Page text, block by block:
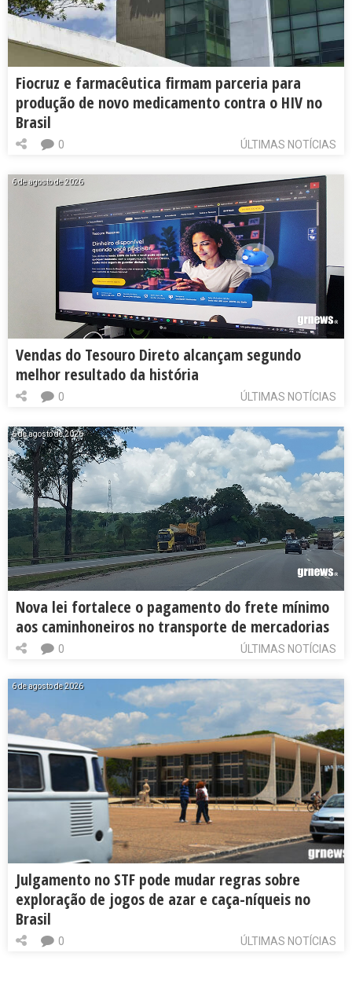
Fiocruz e farmacêutica firmam parceria para
produção de novo medicamento contra o HIV no
Brasil
ÚLTIMAS NOTÍCIAS
0
6 de agosto de 2026
Vendas do Tesouro Direto alcançam segundo
melhor resultado da história
ÚLTIMAS NOTÍCIAS
0
6 de agosto de 2026
Nova lei fortalece o pagamento do frete mínimo
aos caminhoneiros no transporte de mercadorias
ÚLTIMAS NOTÍCIAS
0
6 de agosto de 2026
Julgamento no STF pode mudar regras sobre
exploração de jogos de azar e caça-níqueis no
Brasil
ÚLTIMAS NOTÍCIAS
0